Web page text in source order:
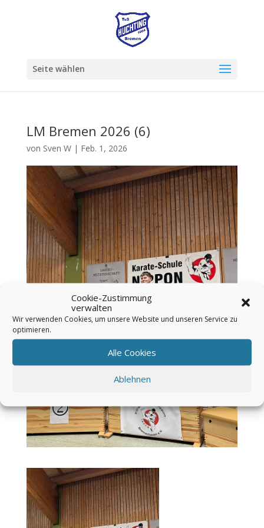
Cookie-Zustimmung
verwalten
Wir verwenden Cookies, um unsere Website und unseren Service zu
optimieren.
Alle Cookies
Ablehnen
Seite wählen
LM Bremen 2026 (6)
von Sven W| Feb. 1, 2026